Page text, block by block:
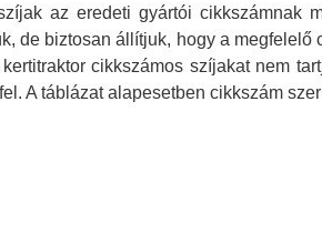
az eredeti gyártói cikkszámnak
de biztosan állítjuk, hogy a
kertitraktor cikkszámos szíjakat nem
A táblázat alapesetben cikkszám